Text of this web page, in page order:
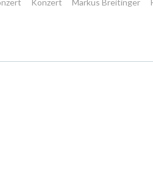
Konzert Markus Breitinger